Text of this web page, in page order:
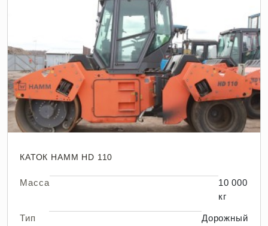
КАТОК HAMM HD 110
Масса
10 000
кг
Тип
Дорожный